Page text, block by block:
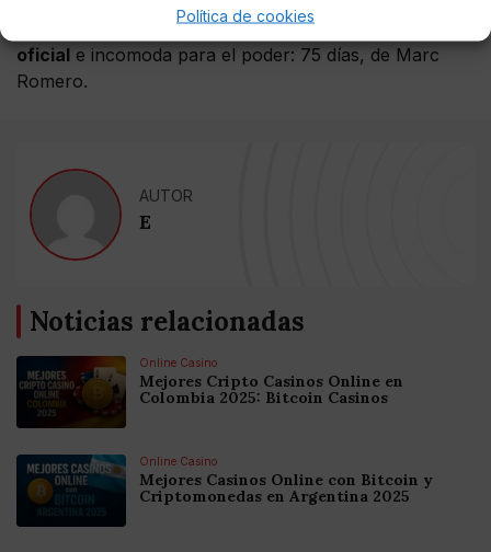
Política de cookies
Alcassermostrando una
oficial e incomoda para el poder: 75 días, de Marc
Romero.
AUTOR
E
Noticias relacionadas
Online Casino
Mejores Cripto Casinos Online en
Colombia 2025: Bitcoin Casinos
Online Casino
Mejores Casinos Online con Bitcoin y
Criptomonedas en Argentina 2025